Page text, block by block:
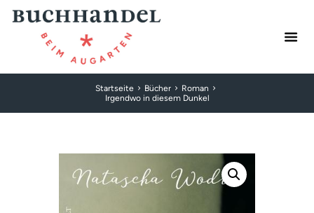
Startseite Bücher
Roman
Irgendwo in diesem Dunkel